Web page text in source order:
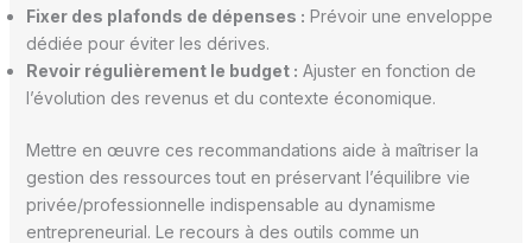
Fixer des plafonds de dépenses : Prévoir une enveloppe
dédiée pour éviter les dérives.
Revoir régulièrement le budget : Ajuster en fonction de
l’évolution des revenus et du contexte économique.
Mettre en œuvre ces recommandations aide à maîtriser la
gestion des ressources tout en préservant l’équilibre vie
privée/professionnelle indispensable au dynamisme
entrepreneurial. Le recours à des outils comme un